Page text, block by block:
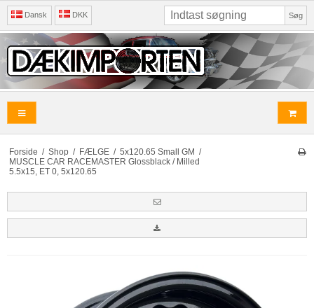
Dansk DKK Søg
Forside / Shop / FÆLGE / 5x120.65 Small GM /
MUSCLE CAR RACEMASTER Glossblack / Milled
5.5x15, ET 0, 5x120.65